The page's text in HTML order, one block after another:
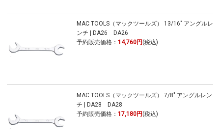
MAC TOOLS（マックツールズ） 13/16" アングルレ
ンチ | DA26 DA26
予約販売価格： 14,760円 (税込)
MAC TOOLS（マックツールズ） 7/8" アングルレン
チ | DA28 DA28
予約販売価格： 17,180円 (税込)